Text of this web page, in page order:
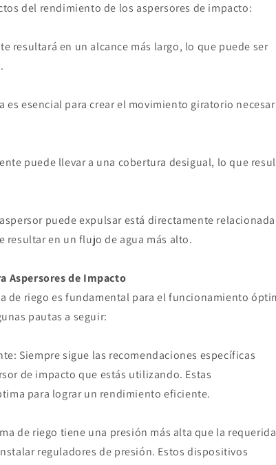
del rendimiento de los aspersores de impacto:
resultará en un alcance más largo, lo que puede ser
esencial para crear el movimiento giratorio
puede llevar a una cobertura desigual, lo que
puede expulsar está directamente relacionada
resultar en un flujo de agua más alto.
Aspersores de Impacto
de riego es fundamental para el funcionamiento
pautas a seguir:
Siempre sigue las recomendaciones específicas
de impacto que estás utilizando. Estas
para lograr un rendimiento eficiente.
de riego tiene una presión más alta que la requerida
reguladores de presión. Estos dispositivos